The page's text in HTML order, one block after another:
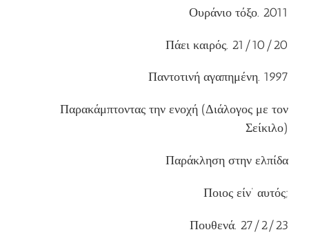
Ουράνιο τόξο. 2011
Πάει καιρός. 21/10/20
Παντοτινή αγαπημένη. 1997
Παρακάμπτοντας την ενοχή (Διάλογος με τον
Σείκιλο)
Παράκληση στην ελπίδα
Ποιος είν’ αυτός;
Πουθενά. 27/2/23